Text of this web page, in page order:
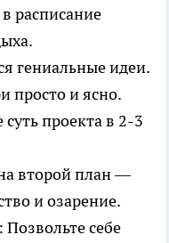
расписание
гениальные идеи.
просто и ясно.
проекта в 2-3
второй план —
и озарение.
себе